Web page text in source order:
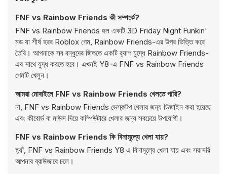
FNF vs Rainbow Friends কী সম্পর্কে?
FNF vs Rainbow Friends হল একটি 3D Friday Night Funkin'
মড যা শীর্ষ হরর Roblox গেম, Rainbow Friends-এর উপর ভিত্তি করে
তৈরি। আপনাকে সব বন্ধুদের জিততে একটি র‍্যাপ যুদ্ধে Rainbow Friends-
এর সাথে যুদ্ধ করতে হবে। এখনই Y8-এ FNF vs Rainbow Friends
গেমটি খেলুন।
আমরা মোবাইলে FNF vs Rainbow Friends খেলতে পারি?
না, FNF vs Rainbow Friends ডেস্কটপ খেলার জন্য ডিজাইন করা হয়েছে
এবং কীবোর্ড বা মাউস দিয়ে কম্পিউটারে খেলার জন্য সবচেয়ে উপযোগী।
FNF vs Rainbow Friends কি বিনামূল্যে খেলা যায়?
হ্যাঁ, FNF vs Rainbow Friends Y8 এ বিনামূল্যে খেলা যায় এবং সরাসরি
আপনার ব্রাউজারে চলে।